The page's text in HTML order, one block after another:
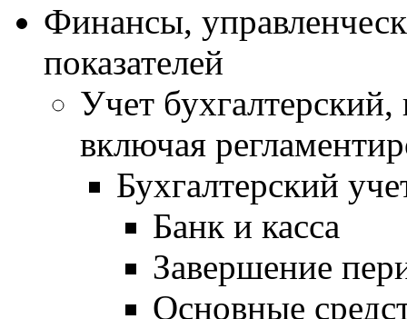
Финансы,
показателей
Учет
включая
Бухгалтерский
Банк и касса
Завершение
Основные